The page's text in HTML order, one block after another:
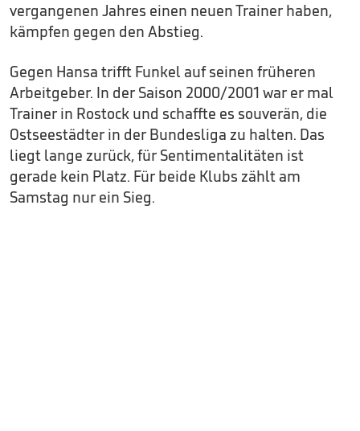
vergangenen Jahres einen neuen Trainer haben,
kämpfen gegen den Abstieg.
Gegen Hansa trifft Funkel auf seinen früheren
Arbeitgeber. In der Saison 2000/2001 war er mal
Trainer in Rostock und schaffte es souverän, die
Ostseestädter in der Bundesliga zu halten. Das
liegt lange zurück, für Sentimentalitäten ist
gerade kein Platz. Für beide Klubs zählt am
Samstag nur ein Sieg.